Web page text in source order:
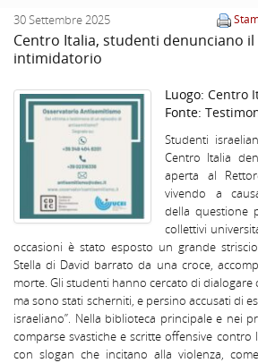
30 Settembre 2025
Centro Italia, studenti denunciano il
intimidatorio
Luogo: Centro
Fonte:
Studenti
Centro Italia
aperta al
vivendo a
della questione
collettivi
occasioni è stato esposto un grande
Stella di David barrato da una croce,
morte. Gli studenti hanno cercato di
ma sono stati scherniti, e persino accusati di
israeliano”. Nella biblioteca principale e nei
comparse svastiche e scritte offensive contro
con slogan che incitano alla violenza,